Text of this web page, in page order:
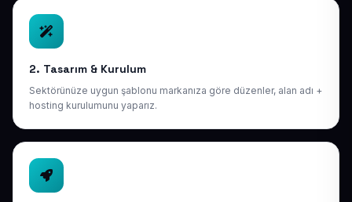
2. Tasarım & Kurulum
Sektörünüze uygun şablonu markanıza göre düzenler, alan adı +
hosting kurulumunu yaparız.